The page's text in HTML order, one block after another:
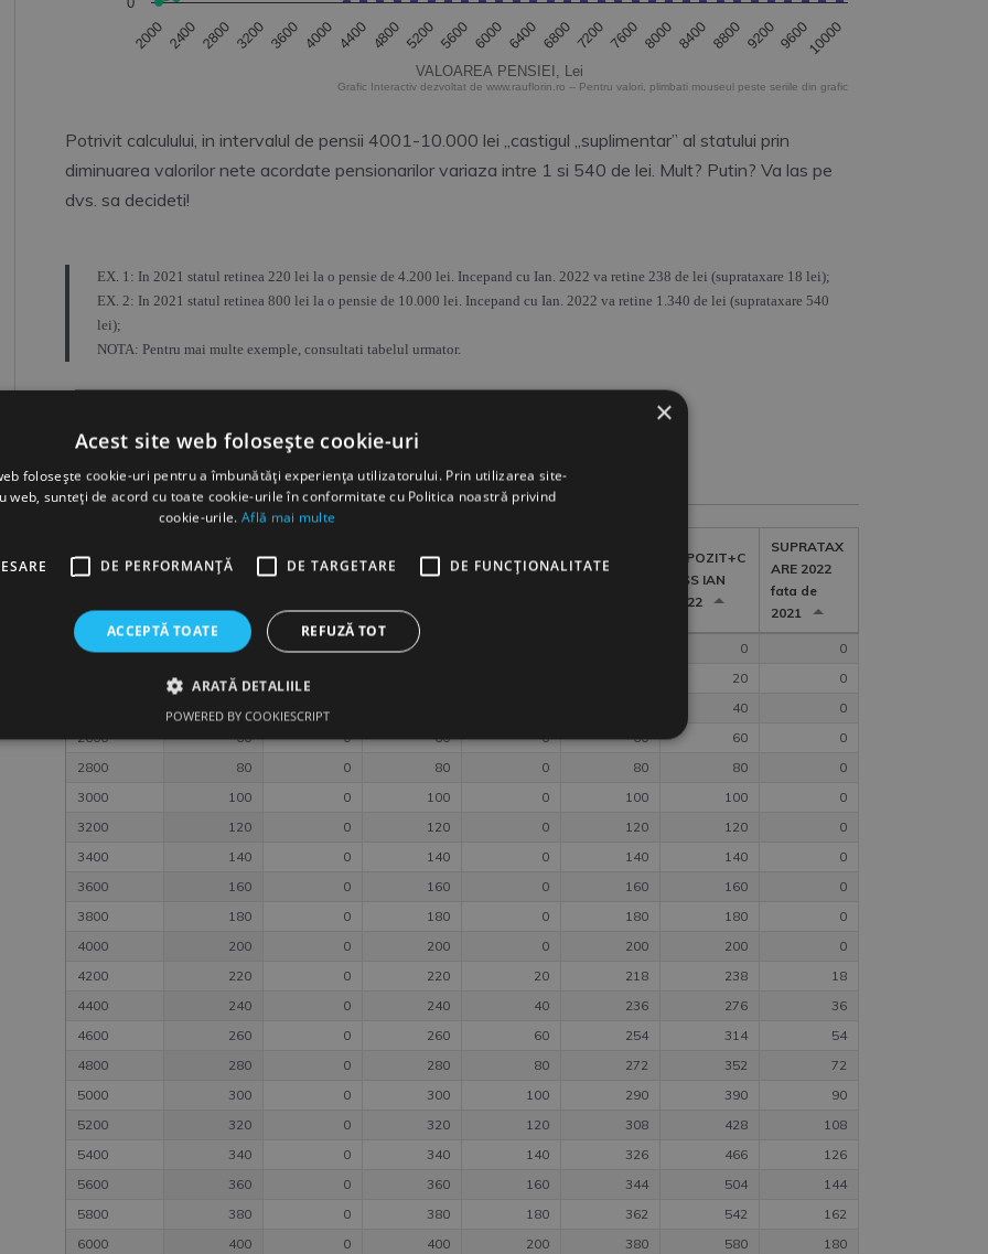
VALOAREA PENSIEI, Lei
2000 2400 2800 3200 3600 4000 4400 4800 5200 5600 6000 6400 680072007600 8000 8400 8800 9200960010000
Grafic Interactiv dezvoltat de www.rauflorin.ro -- Pentru valori, plimbati mouseul peste seriile din grafic
Potrivit calculului, in intervalul de pensii 4001-10.000 lei „castigul „suplimentar” al statului prin
diminuarea valorilor nete acordate pensionarilor variaza intre 1 si 540 de lei. Mult? Putin? Va las pe
dvs. sa decideti!
EX. 1: In 2021 statul retinea 220 lei la o pensie de 4.200 lei. Incepand cu Ian. 2022 va retine 238 de lei (suprataxare 18 lei);
EX. 2: In 2021 statul retinea 800 lei la o pensie de 10.000 lei. Incepand cu Ian. 2022 va retine 1.340 de lei (suprataxare 540
lei);
NOTA: Pentru mai multe exemple, consultati tabelul urmator.
Show All entries
VALOARE
IMPOZIT
CASS 2021
Total
RETINERI
CASS IAN
IMPOZIT
IMPOZIT+C
ASS IAN
2022
SUPRATAX
ARE 2022
fata de
2021
2000 0 0 0
0
20 20
0
40 40
0
2600
60 0 60 0 60 60
0
2800
80 0 80 0 80 80
0
3000
100 0 100 0 100 100
0
3200
120 0 120 0 120 120
0
3400
140 0 140 0 140 140
0
3600
160 0 160 0 160 160
0
3800
180 0 180 0 180 180
0
4000
200 0 200 0 200 200
0
4200
220 0 220 20 218 238
18
4400
240 0 240 40 236 276
36
4600
260 0 260 60 254 314
54
4800
280 0 280 80 272 352
72
5000
300 0 300 100 290 390
90
5200
320 0 320 120 308 428
108
5400
340 0 340 140 326 466
126
5600
360 0 360 160 344 504
144
5800
380 0 380 180 362 542
162
6000
400 0 400 200 380 580
180
×
Acest site web folosește cookie-uri
folosește cookie-uri pentru a îmbunătăți experiența utilizatorului. Prin utilizarea site-
web, sunteți de acord cu toate cookie-urile în conformitate cu Politica noastră privind
cookie-urile. Află mai multe
DE PERFORMANȚĂ DE TARGETARE DE FUNCŢIONALITATE
ACCEPTĂ TOATE REFUZĂ TOT
ARATĂ DETALIILE
POWERED BY COOKIESCRIPT